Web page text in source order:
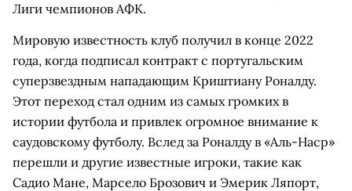
Лиги чемпионов АФК.
Мировую известность клуб получил в конце 2022
года, когда подписал контракт с португальским
суперзвездным нападающим Криштиану Роналду.
Этот переход стал одним из самых громких в
истории футбола и привлек огромное внимание к
саудовскому футболу. Вслед за Роналду в «Аль-Наср»
перешли и другие известные игроки, такие как
Садио Мане, Марсело Брозович и Эмерик Ляпорт,